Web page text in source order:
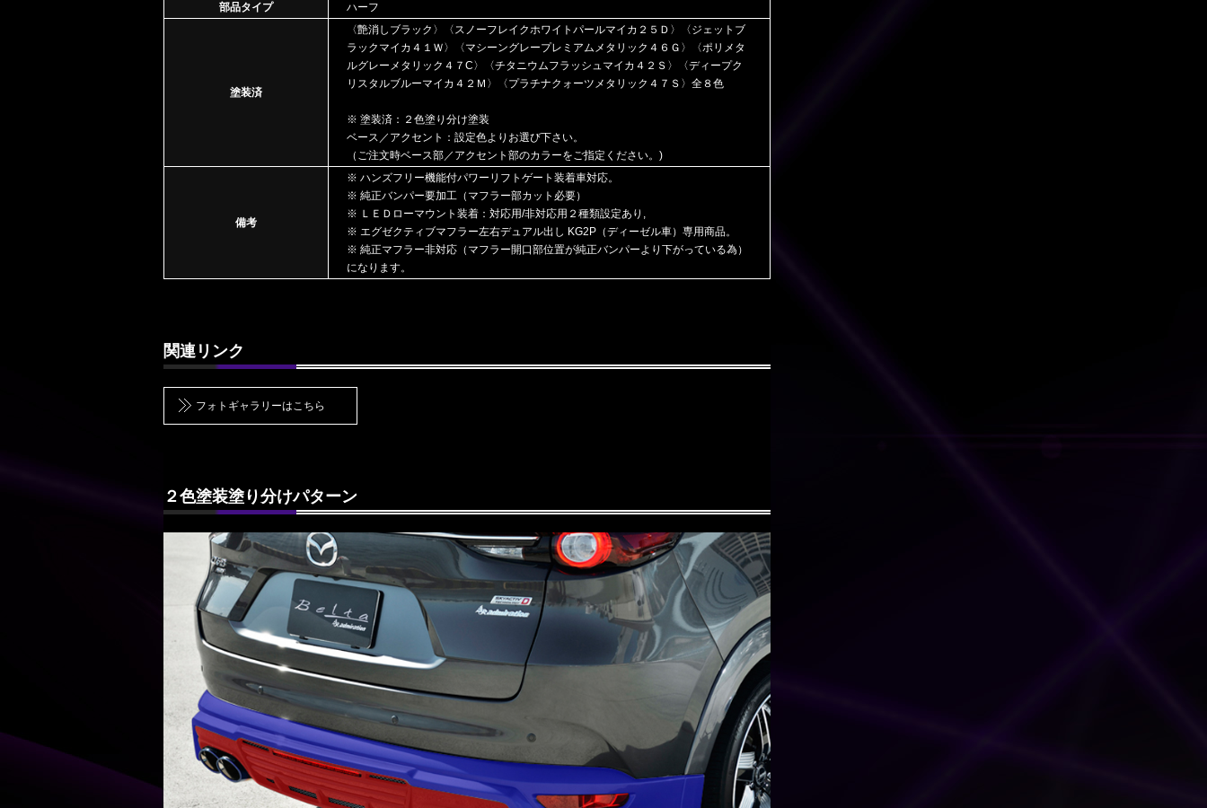
部品タイプ
ハーフ
塗装済
〈艶消しブラック〉〈スノーフレイクホワイトパールマイカ２５Ｄ〉〈ジェットブ
ラックマイカ４１Ｗ〉〈マシーングレープレミアムメタリック４６Ｇ〉〈ポリメタ
ルグレーメタリック４７C〉〈チタニウムフラッシュマイカ４２Ｓ〉〈ディープク
リスタルブルーマイカ４２Ｍ〉〈プラチナクォーツメタリック４７Ｓ〉全８色
※ 塗装済：２色塗り分け塗装
ベース／アクセント：設定色よりお選び下さい。
（ご注文時ベース部／アクセント部のカラーをご指定ください。)
備考
※ ハンズフリー機能付パワーリフトゲート装着車対応。
※ 純正バンパー要加工（マフラー部カット必要）
※ ＬＥＤローマウント装着：対応用/非対応用２種類設定あり,
※ エグゼクティブマフラー左右デュアル出し KG2P（ディーゼル車）専用商品。
※ 純正マフラー非対応（マフラー開口部位置が純正バンパーより下がっている為）
になります。
関連リンク
フォトギャラリーはこちら
２色塗装塗り分けパターン